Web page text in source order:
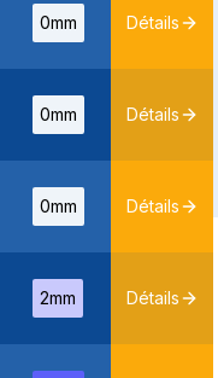
0mm Détails
0mm Détails
0mm Détails
2mm Détails